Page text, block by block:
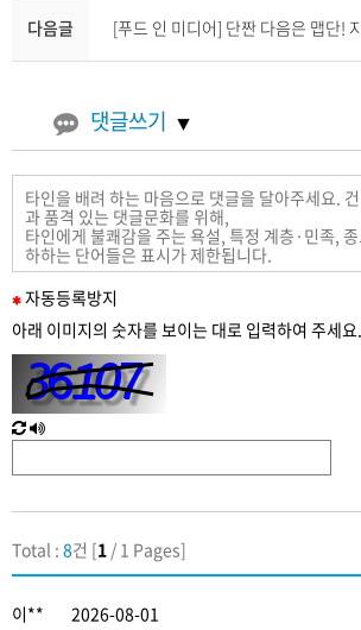
다음글
댓글쓰기
필
수
력
자동등록방지
아래 이미지의 숫자를 보이는 대로 입력하여 주세요.
새
로
침
한
글
성
Total : 8건 [1 / 1 Pages]
이**
2026-08-01